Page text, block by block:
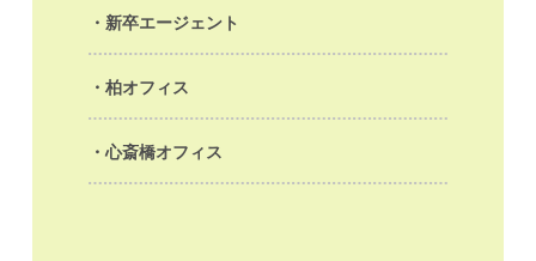
新卒エージェント
柏オフィス
心斎橋オフィス